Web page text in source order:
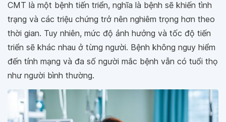
CMT là một bệnh tiến triển, nghĩa là bệnh sẽ khiến tình
trạng và các triệu chứng trở nên nghiêm trọng hơn theo
thời gian. Tuy nhiên, mức độ ảnh hưởng và tốc độ tiến
triển sẽ khác nhau ở từng người. Bệnh không nguy hiểm
đến tính mạng và đa số người mắc bệnh vẫn có tuổi thọ
như người bình thường.